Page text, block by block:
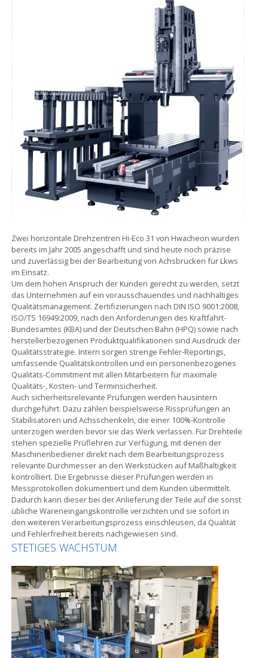
Zwei horizontale Drehzentren Hi-Eco 31 von Hwacheon wurden
bereits im Jahr 2005 angeschafft und sind heute noch präzise
und zuverlässig bei der Bearbeitung von Achsbrücken für Lkws
im Einsatz.
Um dem hohen Anspruch der Kunden gerecht zu werden, setzt
das Unternehmen auf ein vorausschauendes und nachhaltiges
Qualitätsmanagement. Zertifizierungen nach DIN ISO 9001:2008,
ISO/TS 16949:2009, nach den Anforderungen des Kraftfahrt-
Bundesamtes (KBA) und der Deutschen Bahn (HPQ) sowie nach
herstellerbezogenen Produktqualifikationen sind Ausdruck der
Qualitätsstrategie. Intern sorgen strenge Fehler-Reportings,
umfassende Qualitätskontrollen und ein personenbezogenes
Qualitäts-Commitment mit allen Mitarbeitern für maximale
Qualitäts-, Kosten- und Terminsicherheit.
Auch sicherheitsrelevante Prüfungen werden hausintern
durchgeführt. Dazu zählen beispielsweise Rissprüfungen an
Stabilisatoren und Achsschenkeln, die einer 100%-Kontrolle
unterzogen werden bevor sie das Werk verlassen. Für Drehteile
stehen spezielle Prüflehren zur Verfügung, mit denen der
Maschinenbediener direkt nach dem Bearbeitungsprozess
relevante Durchmesser an den Werkstücken auf Maßhaltigkeit
kontrolliert. Die Ergebnisse dieser Prüfungen werden in
Messprotokollen dokumentiert und dem Kunden übermittelt.
Dadurch kann dieser bei der Anlieferung der Teile auf die sonst
übliche Wareneingangskontrolle verzichten und sie sofort in
den weiteren Verarbeitungsprozess einschleusen, da Qualität
und Fehlerfreiheit bereits nachgewiesen sind.
STETIGES WACHSTUM